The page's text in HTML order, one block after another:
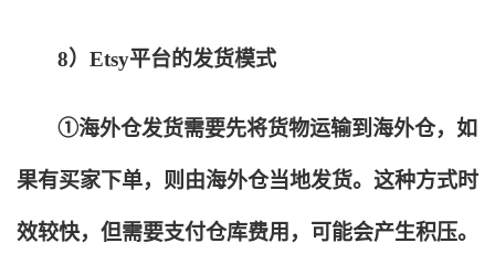
8）Etsy平台的发货模式
①海外仓发货需要先将货物运输到海外仓，如
果有买家下单，则由海外仓当地发货。这种方式时
效较快，但需要支付仓库费用，可能会产生积压。